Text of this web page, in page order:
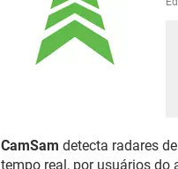
CamSam detecta radares
tempo real, por usuários do